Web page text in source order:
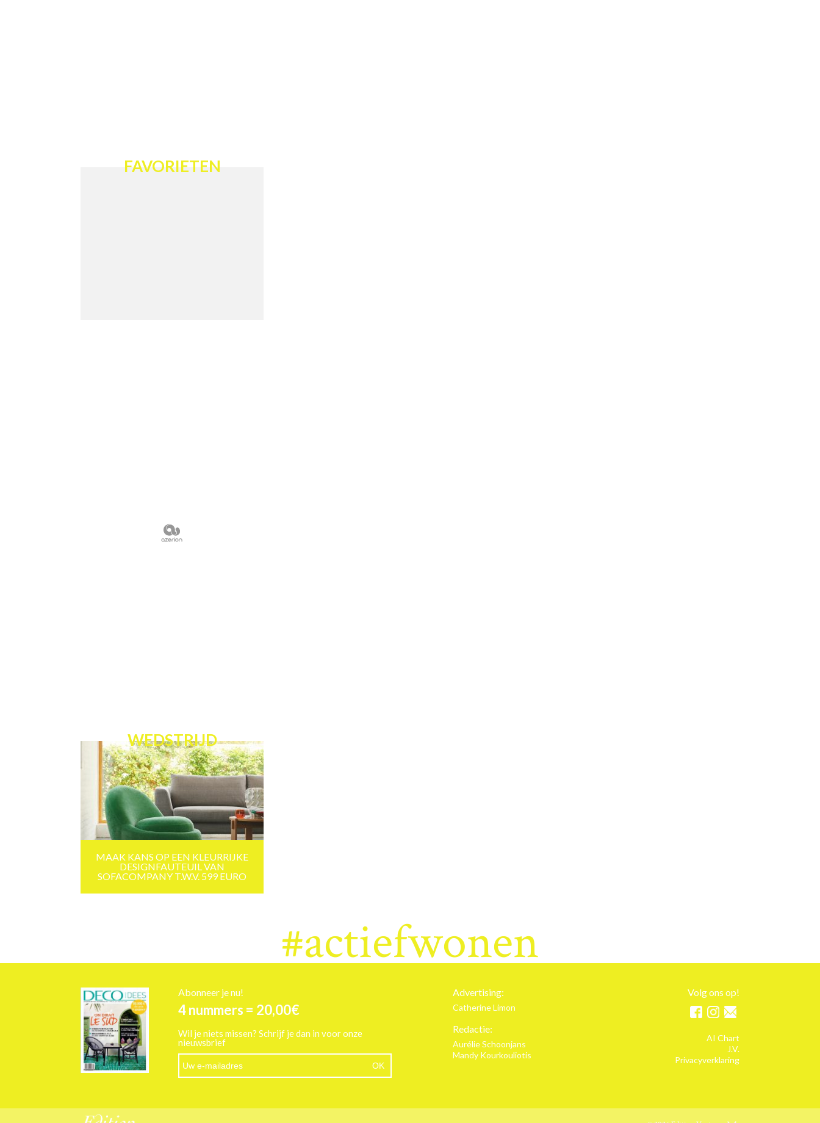
FAVORIETEN
WEDSTRIJD
MAAK KANS OP EEN KLEURRIJKE
DESIGNFAUTEUIL VAN
SOFACOMPANY T.W.V. 599 EURO
#actiefwonen
Abonneer je nu!
4 nummers = 20,00€
Wil je niets missen? Schrijf je dan in voor onze
nieuwsbrief
Advertising:
Catherine Limon
Redactie:
Aurélie Schoonjans
Mandy Kourkouliotis
Volg ons op!
AI Chart
J.V.
Privacyverklaring